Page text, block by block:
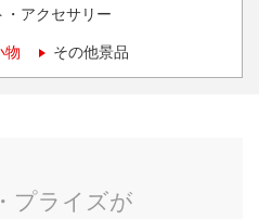
・アクセサリー
物 その他景品